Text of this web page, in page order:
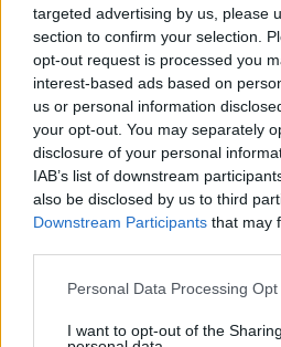
targeted advertising by us, please
section to confirm your selection.
opt-out request is processed you
interest-based ads based on
us or personal information
your opt-out. You may separately
disclosure of your personal
IAB’s list of downstream
also be disclosed by us to third
Downstream Participants that may
Please note that this website/app
not limited to your visit or usage
Personal Data Processing
I want to opt-out of the
A Mercedes
Samsung fogja
akkumulátort
Többéves megállapodást írt alá
Mercedes-Benzzel az
akkumulátorok szállításáról -